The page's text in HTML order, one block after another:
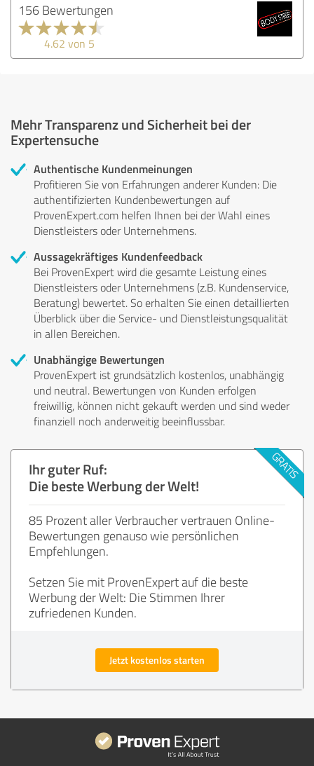
156 Bewertungen
4.62 von 5
Mehr Transparenz und Sicherheit bei der
Expertensuche
Authentische Kundenmeinungen
Profitieren Sie von Erfahrungen anderer Kunden: Die
authentifizierten Kundenbewertungen auf
ProvenExpert.com helfen Ihnen bei der Wahl eines
Dienstleisters oder Unternehmens.
Aussagekräftiges Kundenfeedback
Bei ProvenExpert wird die gesamte Leistung eines
Dienstleisters oder Unternehmens (z.B. Kundenservice,
Beratung) bewertet. So erhalten Sie einen detaillierten
Überblick über die Service- und Dienstleistungsqualität
in allen Bereichen.
Unabhängige Bewertungen
ProvenExpert ist grundsätzlich kostenlos, unabhängig
und neutral. Bewertungen von Kunden erfolgen
freiwillig, können nicht gekauft werden und sind weder
finanziell noch anderweitig beeinflussbar.
Ihr guter Ruf:
Die beste Werbung der Welt!
85 Prozent aller Verbraucher vertrauen Online-
Bewertungen genauso wie persönlichen
Empfehlungen.
Setzen Sie mit ProvenExpert auf die beste
Werbung der Welt: Die Stimmen Ihrer
zufriedenen Kunden.
Jetzt kostenlos starten